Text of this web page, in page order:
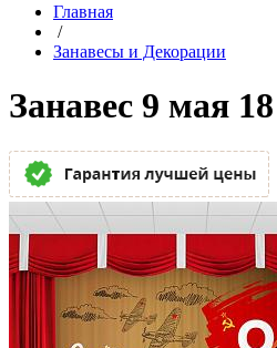
Главная
/
Занавесы и Декорации
Занавес 9 мая 18